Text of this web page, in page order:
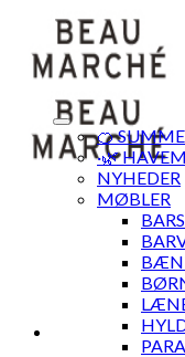
content
🍊
·🌿
NYHEDER
MØBLER